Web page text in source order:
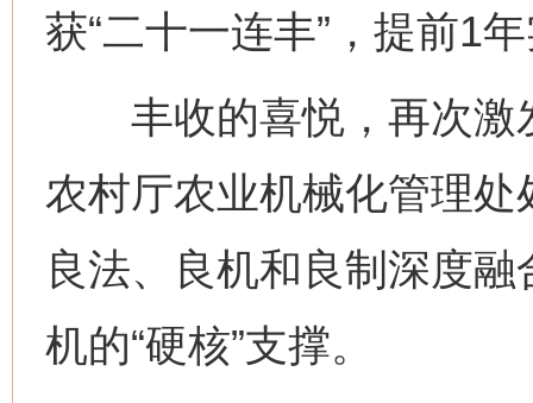
获“二十一连丰”，提前1
丰收的喜悦，再次激
农村厅农业机械化管理
良法、良机和良制深度
机的“硬核”支撑。